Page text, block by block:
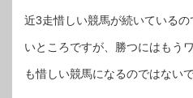
近3走惜しい競馬が続いている
いところですが、勝つにはもう
も惜しい競馬になるのではない